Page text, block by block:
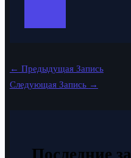
← Предыдущая Запись
Следующая Запись →